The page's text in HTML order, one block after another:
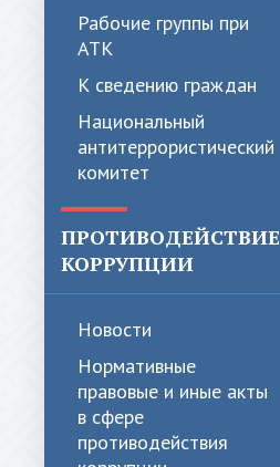
Рабочие группы при
АТК
К сведению граждан
Национальный
антитеррористический
комитет
ПРОТИВОДЕЙСТВИЕ
КОРРУПЦИИ
Новости
Нормативные
правовые и иные акты
в сфере
противодействия